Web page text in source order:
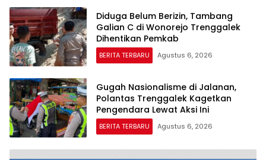
Diduga Belum Berizin, Tambang
Galian C di Wonorejo Trenggalek
Dihentikan Pemkab
BERITA TERBARU Agustus 6, 2026
Gugah Nasionalisme di Jalanan,
Polantas Trenggalek Kagetkan
Pengendara Lewat Aksi Ini
BERITA TERBARU Agustus 6, 2026